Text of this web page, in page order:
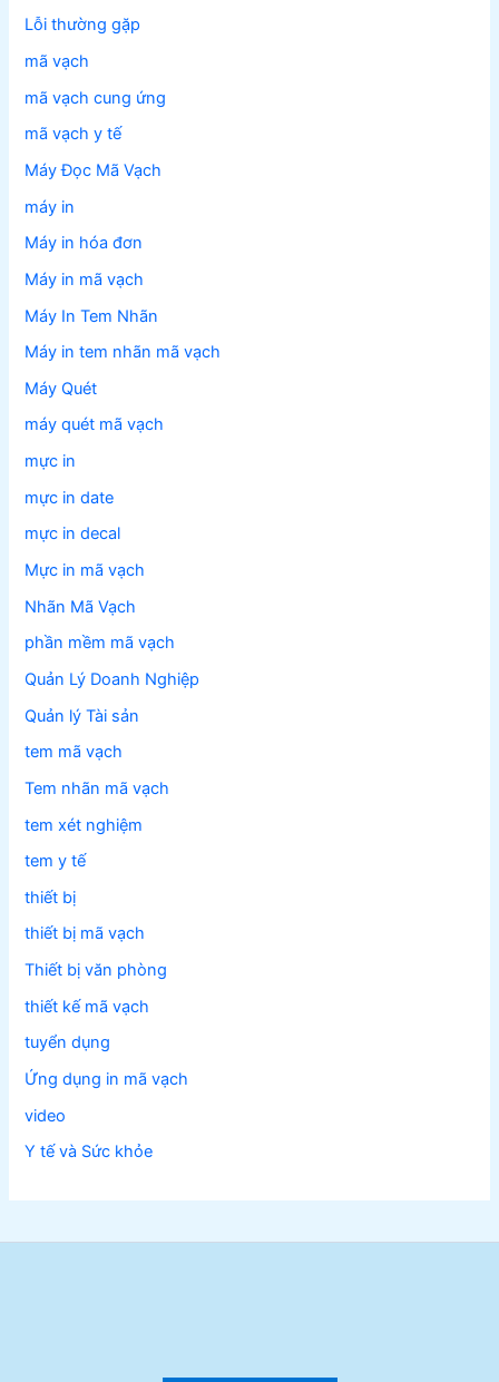
Lỗi thường gặp
mã vạch
mã vạch cung ứng
mã vạch y tế
Máy Đọc Mã Vạch
máy in
Máy in hóa đơn
Máy in mã vạch
Máy In Tem Nhãn
Máy in tem nhãn mã vạch
Máy Quét
máy quét mã vạch
mực in
mực in date
mực in decal
Mực in mã vạch
Nhãn Mã Vạch
phần mềm mã vạch
Quản Lý Doanh Nghiệp
Quản lý Tài sản
tem mã vạch
Tem nhãn mã vạch
tem xét nghiệm
tem y tế
thiết bị
thiết bị mã vạch
Thiết bị văn phòng
thiết kế mã vạch
tuyển dụng
Ứng dụng in mã vạch
video
Y tế và Sức khỏe